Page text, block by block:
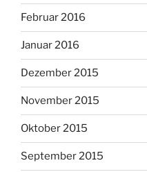
Februar 2016
Januar 2016
Dezember 2015
November 2015
Oktober 2015
September 2015